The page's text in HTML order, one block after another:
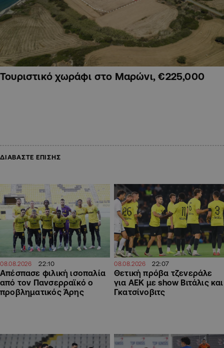
Τουριστικό χωράφι στο Μαρώνι, €225,000
ΔΙΑΒΑΣΤΕ ΕΠΙΣΗΣ
08.08.2026 22:10
Απέσπασε φιλική ισοπαλία
από τον Πανσερραϊκό ο
προβληματικός Άρης
08.08.2026 22:07
Θετική πρόβα τζενεράλε
για ΑΕΚ με show Βιτάλις και
Γκατσίνοβιτς